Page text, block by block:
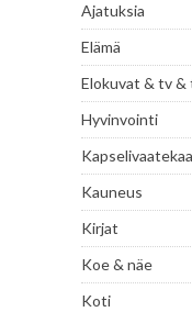
Ajatuksia
Elämä
Elokuvat & tv &
Hyvinvointi
Kauneus
Kirjat
Koe & näe
Koti